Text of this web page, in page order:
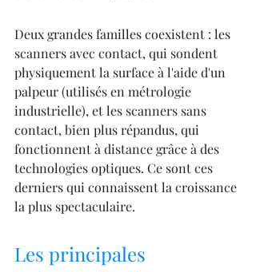
Deux grandes familles coexistent : les
scanners avec contact, qui sondent
physiquement la surface à l'aide d'un
palpeur (utilisés en métrologie
industrielle), et les scanners sans
contact, bien plus répandus, qui
fonctionnent à distance grâce à des
technologies optiques. Ce sont ces
derniers qui connaissent la croissance
la plus spectaculaire.
Les principales